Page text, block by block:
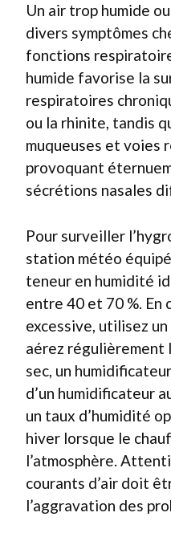
Un air trop humide
divers symptômes
fonctions
humide favorise la
respiratoires
ou la rhinite, tandis
muqueuses et voies
provoquant
sécrétions nasales
Pour surveiller
station météo
teneur en humidité
entre 40 et 70 %. En
excessive, utilisez
aérez régulièrement
sec, un
d’un humidificateur
un taux d’humidité
hiver lorsque le
l’atmosphère.
courants d’air doit
l’aggravation des